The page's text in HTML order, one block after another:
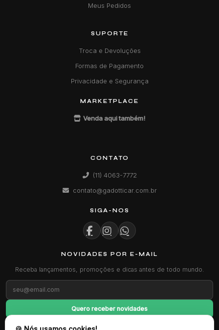
Meus Pedidos
SUPORTE
Troca e Devoluções
Formas de Pagamento
Privacidade e Segurança
MARKETPLACE
Venda aqui também!
CONTATO
(11) 4063-7772
contato@gadotticar.com.br
SIGA-NOS
NOVIDADES POR E-MAIL
Receba lançamentos, promoções e dicas antes de todo mundo.
Quero receber novidades